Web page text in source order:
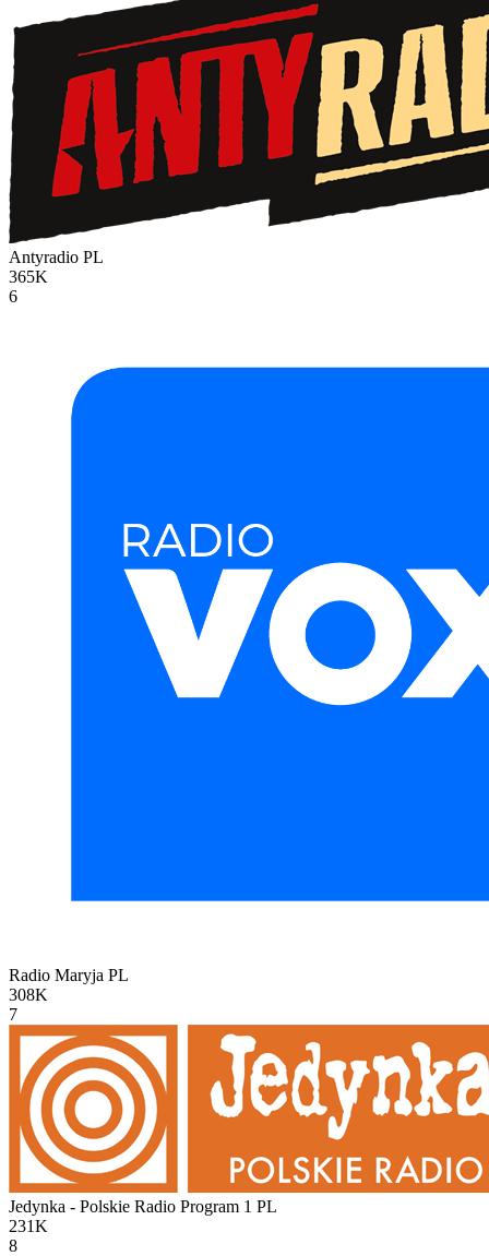
Antyradio PL
365K
6
Radio Maryja PL
308K
7
Jedynka - Polskie Radio Program 1 PL
231K
8